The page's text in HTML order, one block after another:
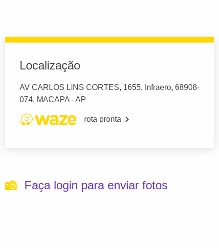
Localização
AV CARLOS LINS CORTES, 1655, Infraero, 68908-
074, MACAPA - AP
rota pronta
Faça login para enviar fotos